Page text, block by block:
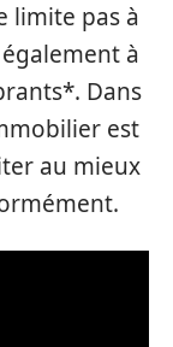
limite pas à
à
Dans
est
au mieux